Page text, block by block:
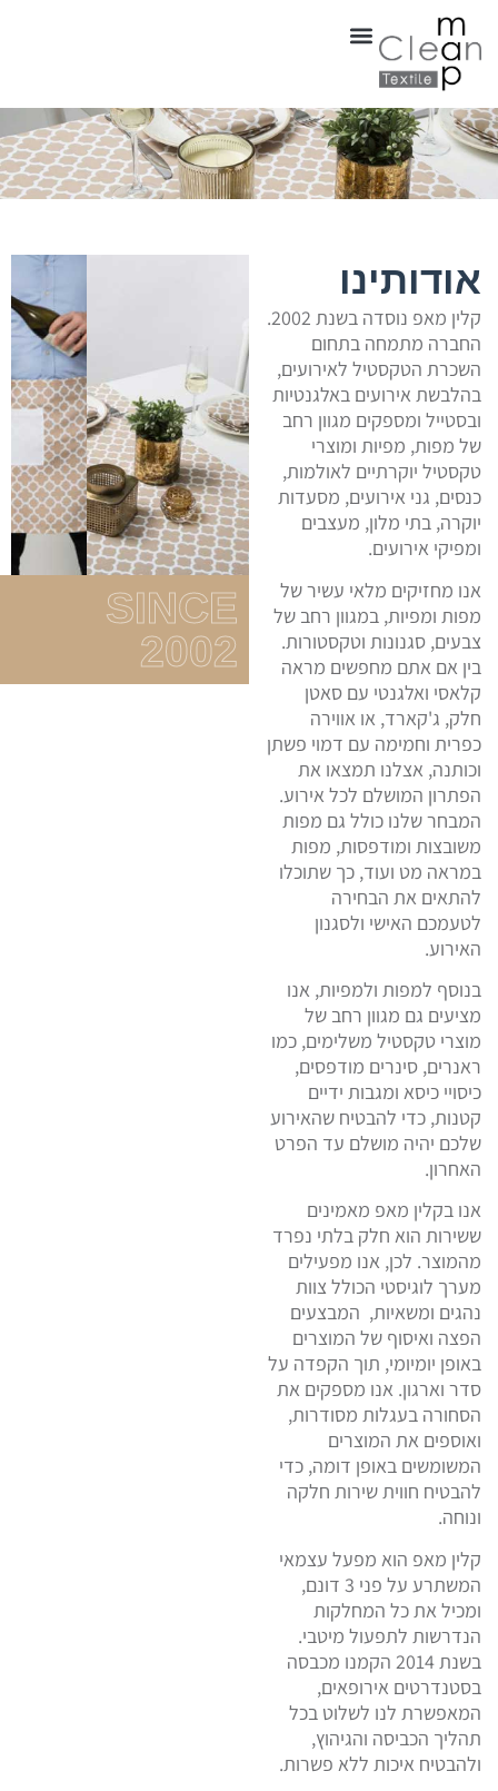
SINCE
2002
אודותינו
קלין מאפ נוסדה בשנת 2002.
החברה מתמחה בתחום
השכרת הטקסטיל לאירועים,
בהלבשת אירועים באלגנטיות
ובסטייל ומספקים מגוון רחב
של מפות, מפיות ומוצרי
טקסטיל יוקרתיים לאולמות,
כנסים, גני אירועים, מסעדות
יוקרה, בתי מלון, מעצבים
ומפיקי אירועים.
אנו מחזיקים מלאי עשיר של
מפות ומפיות, במגוון רחב של
צבעים, סגנונות וטקסטורות.
בין אם אתם מחפשים מראה
קלאסי ואלגנטי עם סאטן
חלק, ג'קארד, או אווירה
כפרית וחמימה עם דמוי פשתן
וכותנה, אצלנו תמצאו את
הפתרון המושלם לכל אירוע.
המבחר שלנו כולל גם מפות
משובצות ומודפסות, מפות
במראה מט ועוד, כך שתוכלו
להתאים את הבחירה
לטעמכם האישי ולסגנון
האירוע.
בנוסף למפות ולמפיות, אנו
מציעים גם מגוון רחב של
מוצרי טקסטיל משלימים, כמו
ראנרים, סינרים מודפסים,
כיסויי כיסא ומגבות ידיים
קטנות, כדי להבטיח שהאירוע
שלכם יהיה מושלם עד הפרט
האחרון.
אנו בקלין מאפ מאמינים
ששירות הוא חלק בלתי נפרד
מהמוצר. לכן, אנו מפעילים
מערך לוגיסטי הכולל צוות
נהגים ומשאיות, המבצעים
הפצה ואיסוף של המוצרים
באופן יומיומי, תוך הקפדה על
סדר וארגון. אנו מספקים את
הסחורה בעגלות מסודרות,
ואוספים את המוצרים
המשומשים באופן דומה, כדי
להבטיח חווית שירות חלקה
ונוחה.
קלין מאפ הוא מפעל עצמאי
המשתרע על פני 3 דונם,
ומכיל את כל המחלקות
הנדרשות לתפעול מיטבי.
בשנת 2014 הקמנו מכבסה
בסטנדרטים אירופאים,
המאפשרת לנו לשלוט בכל
תהליך הכביסה והגיהוץ,
ולהבטיח איכות ללא פשרות.